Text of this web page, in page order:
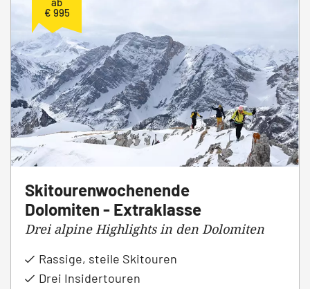
€ 995
Skitourenwochenende
Dolomiten - Extraklasse
Drei alpine Highlights in den Dolomiten
Rassige, steile Skitouren
Drei Insidertouren